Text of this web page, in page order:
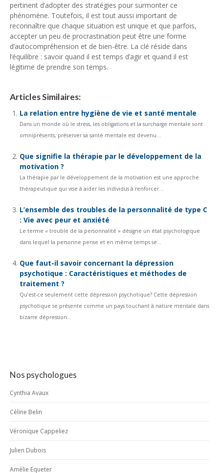
pertinent d’adopter des stratégies pour surmonter ce
phénomène. Toutefois, il est tout aussi important de
reconnaître que chaque situation est unique et que parfois,
accepter un peu de procrastination peut être une forme
d’autocompréhension et de bien-être. La clé réside dans
l’équilibre : savoir quand il est temps d’agir et quand il est
légitime de prendre son temps.
Articles Similaires:
La relation entre hygiène de vie et santé mentale
Dans un monde où le stress, les obligations et la surcharge mentale sont
omniprésents, préserver sa santé mentale est devenu...
Que signifie la thérapie par le développement de la
motivation ?
La thérapie par le développement de la motivation est une approche
thérapeutique qui vise à aider les individus à renforcer...
L’ensemble des troubles de la personnalité de type C
: Vie avec peur et anxiété
Le terme « trouble de la personnalité » désigne un état psychologique
dans lequel la personne pense et en même temps se...
Que faut-il savoir concernant la dépression
psychotique : Caractéristiques et méthodes de
traitement ?
Qu’est-ce seulement cette dépression psychotique? Cette dépression
psychotique se présente comme un pays touchant à nature mentale dans
bizarre dépression...
Nos psychologues
Cynthia Avaux
Céline Belin
Véronique Cappeliez
Julien Dubois
Amélie Equeter